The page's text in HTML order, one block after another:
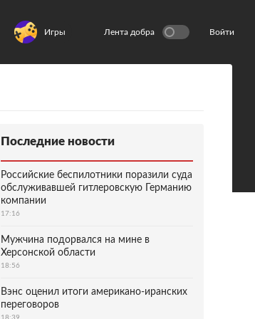
Игры Лента добра Войти
Последние новости
Российские беспилотники поразили суда
обслуживавшей гитлеровскую Германию
компании
17:16
Мужчина подорвался на мине в
Херсонской области
18:56
Вэнс оценил итоги американо-иранских
переговоров
18:39